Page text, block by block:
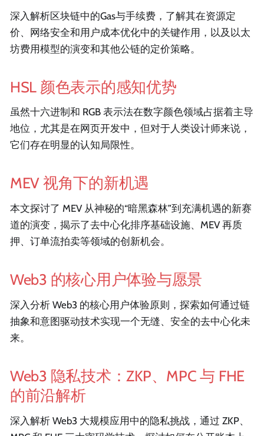
深入解析区块链中的Gas与手续费，了解其在资源定
价、网络安全和用户成本优化中的关键作用，以及以太
坊费用模型的演变和其他公链的定价策略。
HSL 颜色表示的感知优势
虽然十六进制和 RGB 表示法在数字颜色领域占据着主导
地位，尤其是在网页开发中，但对于人类设计师来说，
它们存在明显的认知局限性。
MEV 视角下的新机遇
本文探讨了 MEV 从神秘的“暗黑森林”到充满机遇的新赛
道的演变，揭示了去中心化排序基础设施、MEV 再质
押、订单流拍卖等领域的创新机会。
Web3 的核心用户体验与愿景
深入分析 Web3 的核心用户体验原则，探索如何通过链
抽象和意图驱动技术实现一个无缝、安全的去中心化未
来。
Web3 隐私技术：ZKP、MPC 与 FHE
的前沿解析
深入解析 Web3 大规模应用中的隐私挑战，通过 ZKP、